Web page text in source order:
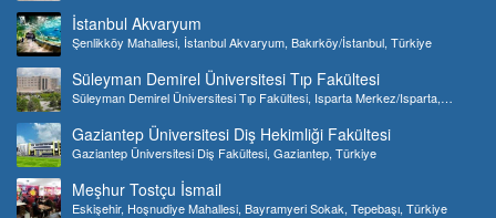
İstanbul Akvaryum
Şenlikköy Mahallesi, İstanbul Akvaryum, Bakırköy/İstanbul, Türkiye
Süleyman Demirel Üniversitesi Tıp Fakültesi
Süleyman Demirel Üniversitesi Tıp Fakültesi, Isparta Merkez/Isparta,
Gaziantep Üniversitesi Diş Hekimliği Fakültesi
Gaziantep Üniversitesi Diş Fakültesi, Gaziantep, Türkiye
Meşhur Tostçu İsmail
Eskişehir, Hoşnudiye Mahallesi, Bayramyeri Sokak, Tepebaşı, Türkiye